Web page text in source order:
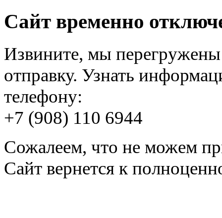
Сайт временно
Извините, мы перегружены
отправку. Узнать
телефону:
+7 (908) 110 6944
Сожалеем, что не можем
Сайт вернется к